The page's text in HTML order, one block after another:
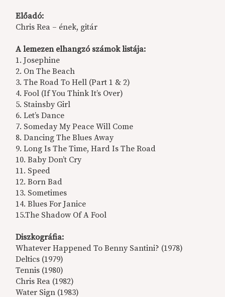
Előadó:
Chris Rea – ének, gitár
A lemezen elhangzó számok listája:
1. Josephine
2. On The Beach
3. The Road To Hell (Part 1 & 2)
4. Fool (If You Think It’s Over)
5. Stainsby Girl
6. Let’s Dance
7. Someday My Peace Will Come
8. Dancing The Blues Away
9. Long Is The Time, Hard Is The Road
10. Baby Don’t Cry
11. Speed
12. Born Bad
13. Sometimes
14. Blues For Janice
15.The Shadow Of A Fool
Diszkográfia:
Whatever Happened To Benny Santini? (1978)
Deltics (1979)
Tennis (1980)
Chris Rea (1982)
Water Sign (1983)